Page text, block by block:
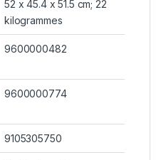
‎52 x 45.4 x 51.5 cm; 22
kilogrammes
‎9600000482
‎9600000774
‎9105305750